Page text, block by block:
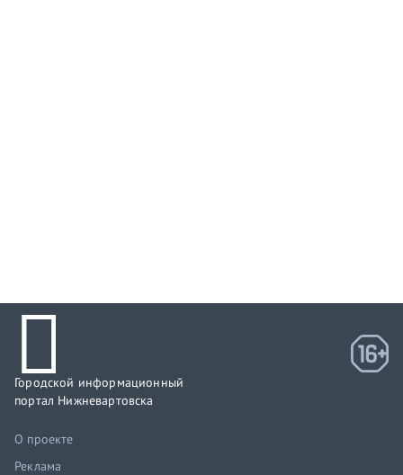
Городской информационный
портал Нижневартовска
О проекте
Реклама